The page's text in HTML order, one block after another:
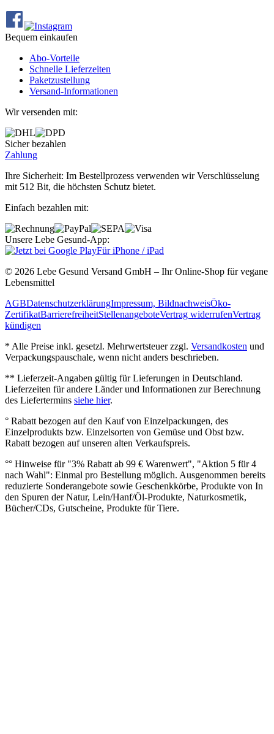
Bequem einkaufen
Abo‐Vorteile
Schnelle Lieferzeiten
Paketzustellung
Versand‐Informationen
Wir versenden mit:
Sicher bezahlen
Zahlung
Ihre Sicherheit: Im Bestellprozess verwenden wir Verschlüsselung
mit 512 Bit, die höchsten Schutz bietet.
Einfach bezahlen mit:
Unsere Lebe Gesund-App:
Für iPhone / iPad
© 2026 Lebe Gesund Versand GmbH – Ihr Online‐Shop für vegane
Lebensmittel
AGBDatenschutzerklärungImpressum, BildnachweisÖko‐
ZertifikatBarrierefreiheitStellenangeboteVertrag widerrufenVertrag
kündigen
* Alle Preise inkl. gesetzl. Mehrwertsteuer zzgl. Versandkosten und
Verpackungspauschale, wenn nicht anders beschrieben.
** Lieferzeit‐Angaben gültig für Lieferungen in Deutschland.
Lieferzeiten für andere Länder und Informationen zur Berechnung
des Liefertermins siehe hier.
° Rabatt bezogen auf den Kauf von Einzelpackungen, des
Einzelprodukts bzw. Einzelsorten von Gemüse und Obst bzw.
Rabatt bezogen auf unseren alten Verkaufspreis.
°° Hinweise für "3% Rabatt ab 99 € Warenwert", "Aktion 5 für 4
nach Wahl": Einmal pro Bestellung möglich. Ausgenommen bereits
reduzierte Sonderangebote sowie Geschenkkörbe, Produkte von In
den Spuren der Natur, Lein/Hanf/Öl-Produkte, Naturkosmetik,
Bücher/CDs, Gutscheine, Produkte für Tiere.